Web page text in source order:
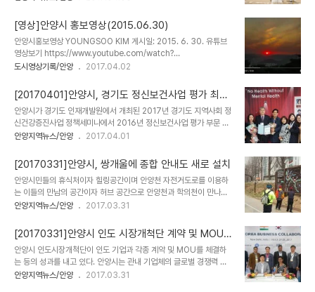
돕기 위해 정부․기업․대학 등 다양한 ..
는 지난해 12월 동절기 취약계층 종합대책을 수립하고 복지문화국장
을 단장으로 한 T/F팀을 구성해 민관협력을 통한 네트워크 지원 체계
를 확립하여 취약계층의 생활안정 도모와 건강관리, 연말연시 이웃돕
기 등을 통해 3만33가구 10억7천300여만원 상당의 나눔 성과가
있었다. 또한 시는 삼천리도시가스, 한국전력공사, 소방서, 집배원 등
가정을 발굴하고자 노력하였으며 금년도에..
[영상]안양시 홍보영상(2015.06.30)
안양시홍보영상 YOUNGSOO KIM 게시일: 2015. 6. 30. 유튜브
영상보기 https://www.youtube.com/watch?
v=Ca6ECyDYkCs
도시영상기록/안양 2017.04.02
[20170401]안양시, 경기도 정신보건사업 평가 최우
수상
안양시가 경기도 인재개발원에서 개최된 2017년 경기도 지역사회 정
신건강증진사업 정책세미나에서 2016년 정신보건사업 평가 부문 최
우수상을 수상했다. 안양시는 정신보건사업의 일환으로 ▲사례관리
인식개선 사업 ▲지역사회 환경조성 ▲아동청소년 정신건강보건 사
업 ▲의료비 지원 사업 등을 진행했다. 특히, 바리스타 교육 프로그램
교육과정을 수료하고 자격증을 취득한 정신장애인 회원 20명을 대상
으로 기술 향상과 취업 동기부여를 위해 ‘원데이 카페’를 운영할 수 있
게 했다. 또한, 취업 전 훈련수당을 지급함으로 인해 자존감 향상, 정신
보였다. 더불어 정신질환 예방과 치료, 재활 등 ..
안양지역뉴스/안양 2017.04.01
[20170331]안양시, 쌍개울에 종합 안내도 새로 설치
안양시민들의 휴식처이자 힐링공간이며 안양천 자전거도로를 이용하
는 이들의 만남의 공간이자 허브 공간으로 안양천과 학의천이 만나는
지점인 안양천 쌍개울(중앙초교 뒷편)에 설치된 『안양천 종합 안내도』
로 설치된 안양천 종합 안내도는 편의시설은 물론 체육시설과 명소, 먹
거리촌 등을 쉽게 알아볼 수 있도록 픽토그램(그림문자)을 사용했으며
자연형 하천인 안양천 주변 경관과 조화를 이룰 수 있도록 친환경 목재
로 제작했다. 시는 오는 5월말까지 의왕시계와 군포시계, 서울시계,
충훈부, 박달잔디광장 등 5개소에 종합안내도를 추가로 설치할 예정
안양지역뉴스/안양 2017.03.31
[20170331]안양시 인도 시장개척단 계약 및 MOU
체결
안양시 인도시장개척단이 인도 기업과 각종 계약 및 MOU를 체결하
는 등의 성과를 내고 있다. 안양시는 관내 기업체의 글로벌 경쟁력 강
화 및 경제협력 교류를 위해 이필운 시장과 경제·산업관련기관 관계자,
안양지역뉴스/안양 2017.03.31